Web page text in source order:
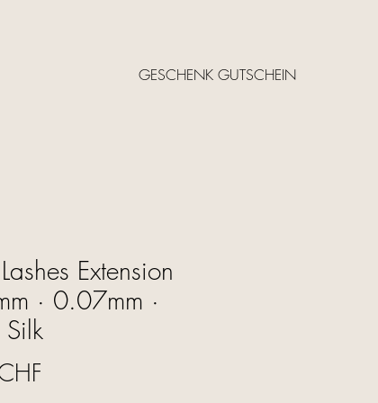
GESCHENK GUTSCHEIN
Extension
· 0.07mm ·
Silk